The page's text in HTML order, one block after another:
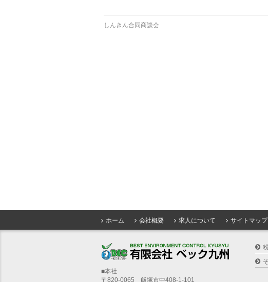
しんきん合同商談会
ホーム 会社概要 求人について サイトマップ
■本社
〒820-0065 飯塚市中408-1-101